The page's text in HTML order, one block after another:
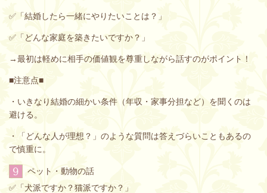
✅「結婚したら一緒にやりたいことは？」
✅「どんな家庭を築きたいですか？」
→最初は軽めに相手の価値観を尊重しながら話すのがポイント！
■注意点■
・いきなり結婚の細かい条件（年収・家事分担など）を聞くのは
避ける。
・「どんな人が理想？」のような質問は答えづらいこともあるの
で慎重に。
9 ペット・動物の話
✅「犬派ですか？猫派ですか？」